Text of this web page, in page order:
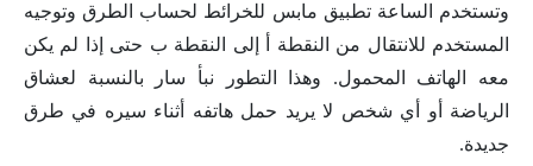
وتستخدم الساعة تطبيق مابس للخرائط لحساب الطرق وتوجيه
المستخدم للانتقال من النقطة أ إلى النقطة ب حتى إذا لم يكن
معه الهاتف المحمول. وهذا التطور نبأ سار بالنسبة لعشاق
الرياضة أو أي شخص لا يريد حمل هاتفه أثناء سيره في طرق
جديدة.